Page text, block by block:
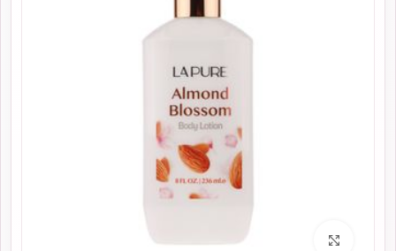
برای بزرگنمایی کلیک کنید